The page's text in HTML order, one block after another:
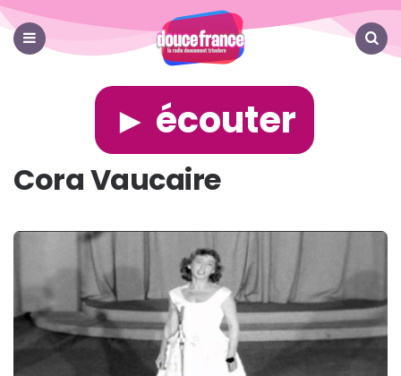
France
► écouter
Cora Vaucaire